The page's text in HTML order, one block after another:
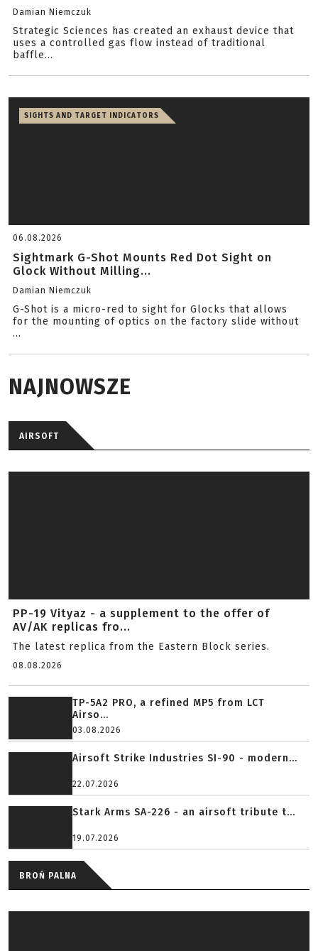
Damian Niemczuk
Strategic Sciences has created an exhaust device that
uses a controlled gas flow instead of traditional
baffle...
SIGHTS AND TARGET INDICATORS
06.08.2026
Sightmark G-Shot Mounts Red Dot Sight on
Glock Without Milling...
Damian Niemczuk
G-Shot is a micro-red to sight for Glocks that allows
for the mounting of optics on the factory slide without
...
NAJNOWSZE
AIRSOFT
PP-19 Vityaz - a supplement to the offer of
AV/AK replicas fro...
The latest replica from the Eastern Block series.
08.08.2026
TP-5A2 PRO, a refined MP5 from LCT
Airso...
03.08.2026
Airsoft Strike Industries SI-90 - modern...
22.07.2026
Stark Arms SA-226 - an airsoft tribute t...
19.07.2026
BROŃ PALNA